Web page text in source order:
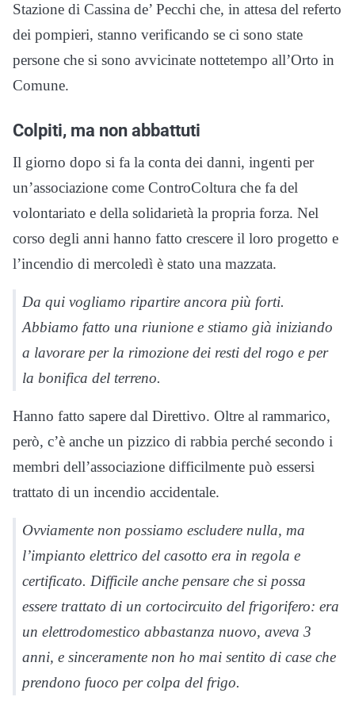
Stazione di Cassina de’ Pecchi che, in attesa del referto
dei pompieri, stanno verificando se ci sono state
persone che si sono avvicinate nottetempo all’Orto in
Comune.
Colpiti, ma non abbattuti
Il giorno dopo si fa la conta dei danni, ingenti per
un’associazione come ControColtura che fa del
volontariato e della solidarietà la propria forza. Nel
corso degli anni hanno fatto crescere il loro progetto e
l’incendio di mercoledì è stato una mazzata.
Da qui vogliamo ripartire ancora più forti.
Abbiamo fatto una riunione e stiamo già iniziando
a lavorare per la rimozione dei resti del rogo e per
la bonifica del terreno.
Hanno fatto sapere dal Direttivo. Oltre al rammarico,
però, c’è anche un pizzico di rabbia perché secondo i
membri dell’associazione difficilmente può essersi
trattato di un incendio accidentale.
Ovviamente non possiamo escludere nulla, ma
l’impianto elettrico del casotto era in regola e
certificato. Difficile anche pensare che si possa
essere trattato di un cortocircuito del frigorifero: era
un elettrodomestico abbastanza nuovo, aveva 3
anni, e sinceramente non ho mai sentito di case che
prendono fuoco per colpa del frigo.